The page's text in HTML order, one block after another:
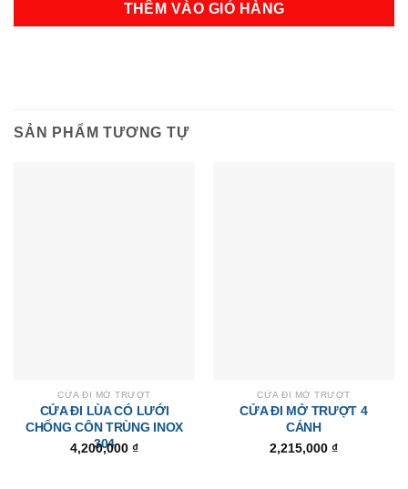
THÊM VÀO GIỎ HÀNG
SẢN PHẨM TƯƠNG TỰ
CỬA ĐI MỞ TRƯỢT
CỬA ĐI LÙA CÓ LƯỚI
CHỐNG CÔN TRÙNG INOX
304
4,200,000 ₫
CỬA ĐI MỞ TRƯỢT
CỬA ĐI MỞ TRƯỢT 4
CÁNH
2,215,000 ₫